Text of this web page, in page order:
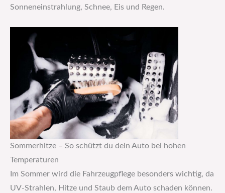
Sonneneinstrahlung, Schnee, Eis und Regen.
Sommerhitze – So schützt du dein Auto bei hohen
Temperaturen
Im Sommer wird die Fahrzeugpflege besonders wichtig, da
UV-Strahlen, Hitze und Staub dem Auto schaden können.